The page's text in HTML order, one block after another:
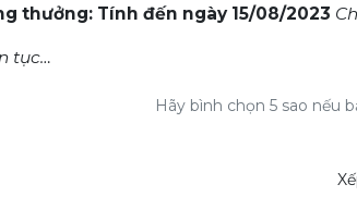
thưởng: Tính đến ngày 15/08/2023
tục…
Hãy bình chọn 5 sao nếu